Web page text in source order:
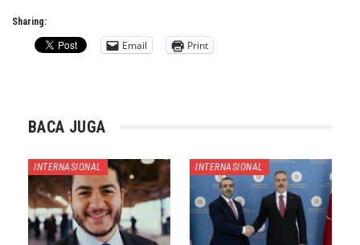
Sharing:
Email Print
BACA JUGA
INTERNASIONAL INTERNASIONAL